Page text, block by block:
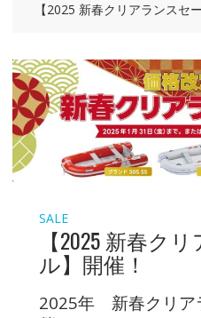
【2025 新春クリアランスセ
SALE
【2025 新春ク
ル】開催！
2025年 新春クリア